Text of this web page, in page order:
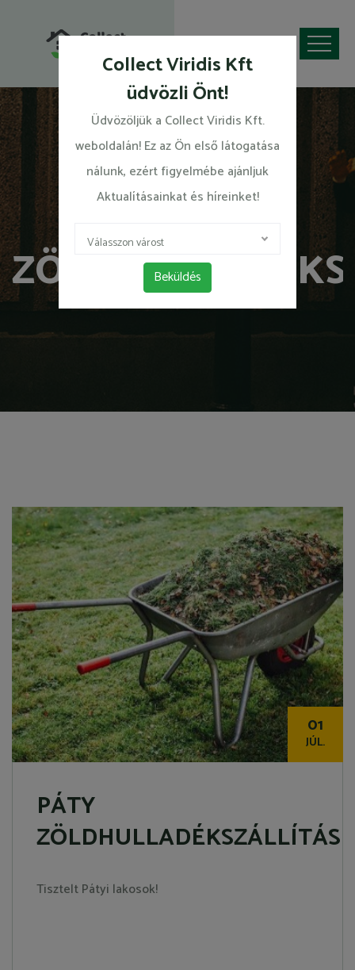
Collect Viridis Kft
üdvözli Önt!
Üdvözöljük a Collect Viridis Kft.
weboldalán! Ez az Ön első látogatása
nálunk, ezért figyelmébe ajánljuk
Aktualításainkat és híreinket!
Válasszon várost
Beküldés
PÁTY
01
JÚL.
PÁTY
ZÖLDHULLADÉKSZÁLLÍTÁS
Tisztelt Pátyi lakosok!